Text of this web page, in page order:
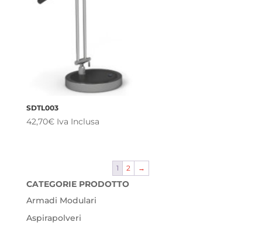
SDTL003
42,70€ Iva Inclusa
1 2 →
CATEGORIE PRODOTTO
Armadi Modulari
Aspirapolveri